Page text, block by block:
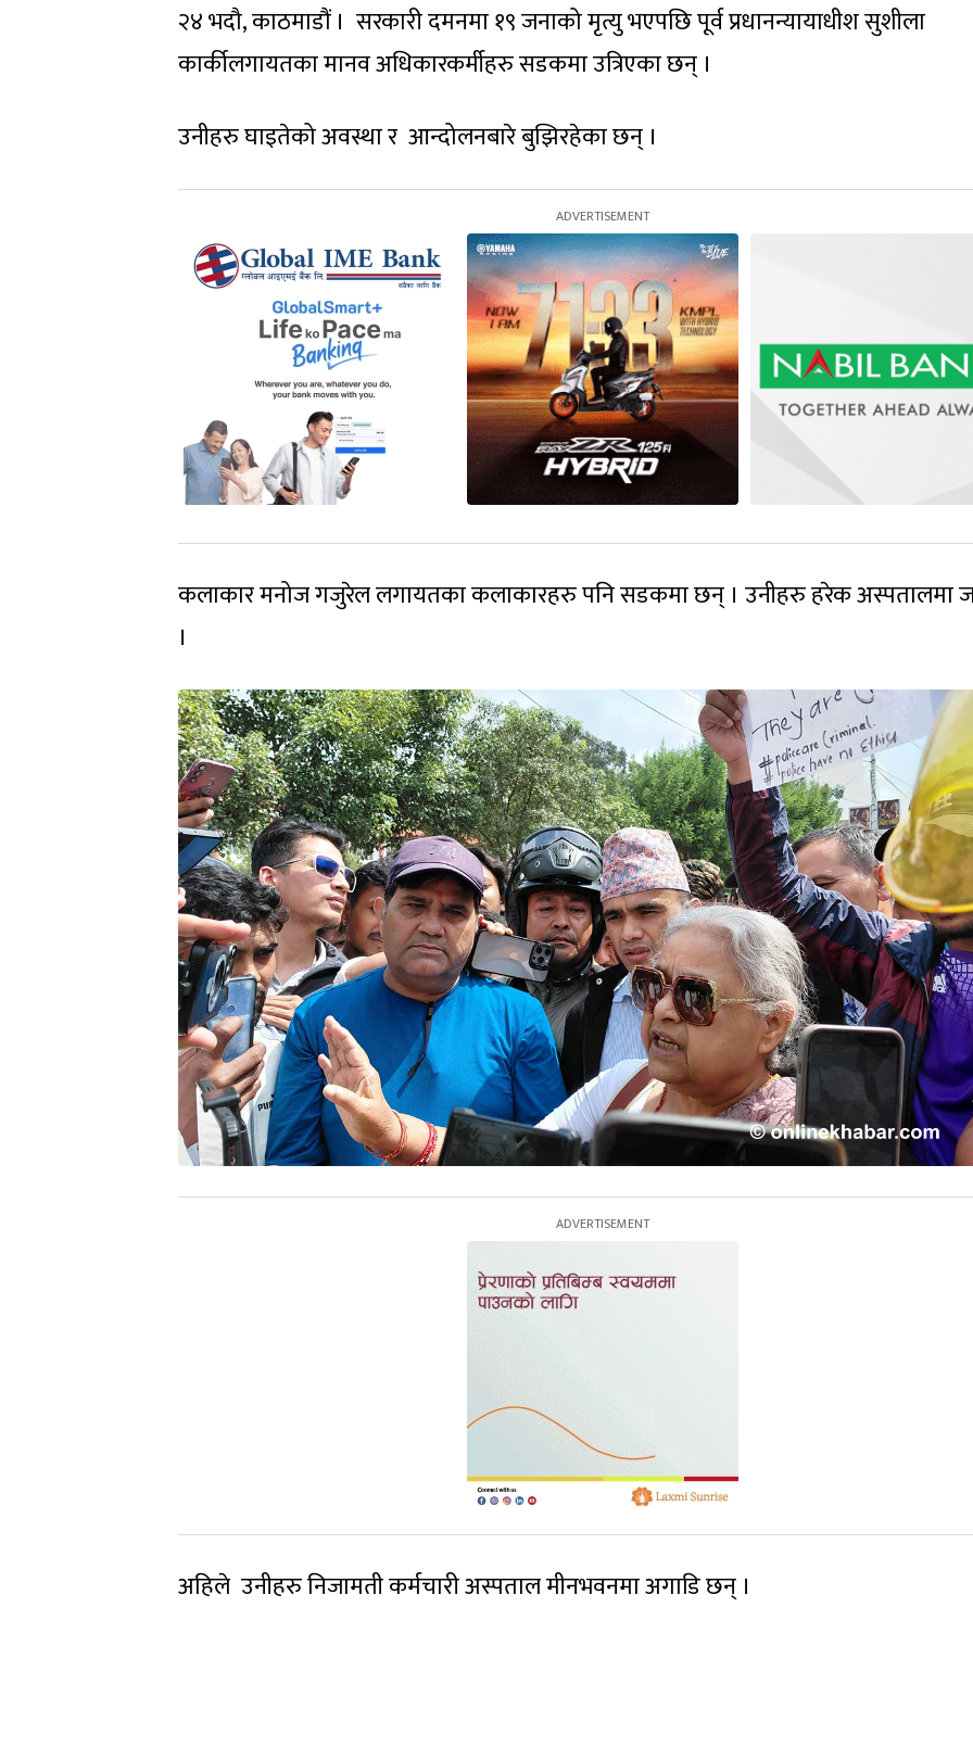
२४ भदौ, काठमाडौं । सरकारी दमनमा १९ जनाको मृत्यु भएपछि पूर्व प्रधानन्यायाधीश सुशीला
कार्कीलगायतका मानव अधिकारकर्मीहरु सडकमा उत्रिएका छन् ।
उनीहरु घाइतेको अवस्था र आन्दोलनबारे बुझिरहेका छन् ।
कलाकार मनोज गजुरेल लगायतका कलाकारहरु पनि सडकमा छन् । उनीहरु हरेक अस्पतालमा
।
अहिले उनीहरु निजामती कर्मचारी अस्पताल मीनभवनमा अगाडि छन् ।